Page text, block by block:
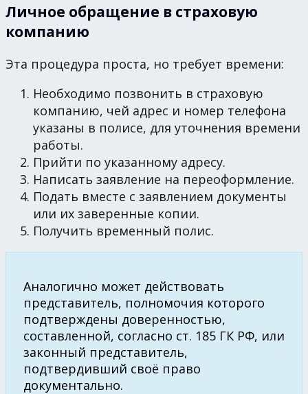
Личное обращение в страховую
компанию
Эта процедура проста, но требует времени:
Необходимо позвонить в страховую
компанию, чей адрес и номер телефона
указаны в полисе, для уточнения времени
работы.
Прийти по указанному адресу.
Написать заявление на переоформление.
Подать вместе с заявлением документы
или их заверенные копии.
Получить временный полис.
Аналогично может действовать
представитель, полномочия которого
подтверждены доверенностью,
составленной, согласно ст. 185 ГК РФ, или
законный представитель,
подтвердивший своё право
документально.